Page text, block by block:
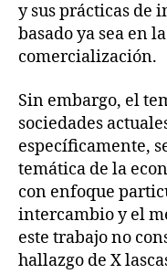
y sus prácticas de
basado ya sea en
comercialización.
Sin embargo, el
sociedades
específicamente,
temática de la
con enfoque
intercambio y el
este trabajo no
hallazgo de X